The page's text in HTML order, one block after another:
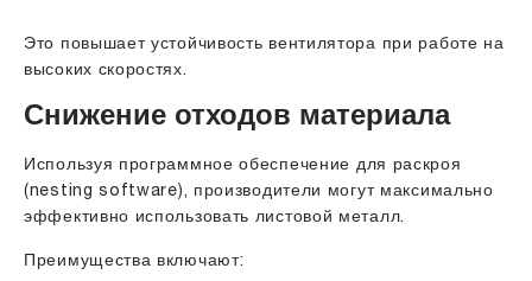
Это повышает устойчивость вентилятора при работе на
высоких скоростях.
Снижение отходов материала
Используя программное обеспечение для раскроя
(nesting software), производители могут максимально
эффективно использовать листовой металл.
Преимущества включают: